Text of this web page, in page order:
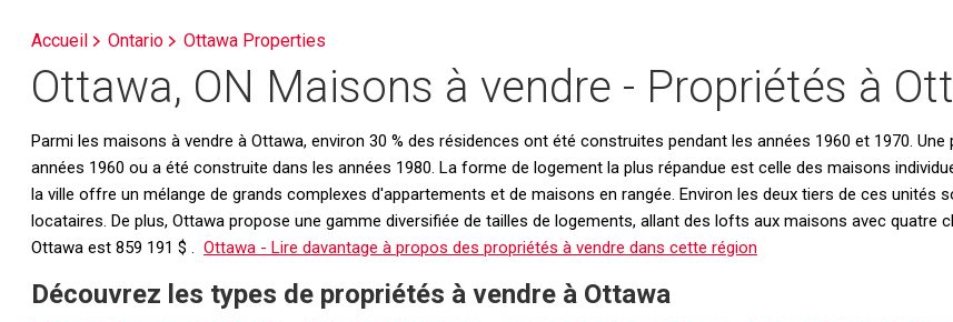
Accueil Ontario Ottawa Properties
Ottawa, ON Maisons à vendre - Propriétés à
Parmi les maisons à vendre à Ottawa, environ 30 % des résidences ont été construites pendant les années 1960 et 1970.
années 1960 ou a été construite dans les années 1980. La forme de logement la plus répandue est celle des maisons
la ville offre un mélange de grands complexes d'appartements et de maisons en rangée. Environ les deux tiers de ces
locataires. De plus, Ottawa propose une gamme diversifiée de tailles de logements, allant des lofts aux maisons avec
Ottawa est 859 191 $ . Ottawa - Lire davantage à propos des propriétés à vendre dans cette région
Découvrez les types de propriétés à vendre à Ottawa